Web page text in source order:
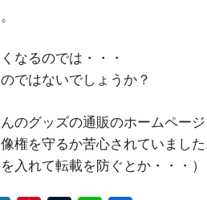
なるのでは・・・
ではないでしょうか？
のグッズの通販のホームペー
権を守るか苦心されていました
入れて転載を防ぐとか・・・）